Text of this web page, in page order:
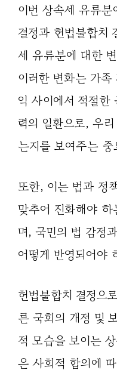
이번 상속세 유류
결정과 헌법불합치
세 유류분에 대한
이러한 변화는 가
익 사이에서 적절
력의 일환으로, 우
는지를 보여주는 중
또한, 이는 법과 정
맞추어 진화해야
며, 국민의 법 감정
어떻게 반영되어야
헌법불합치 결정으
른 국회의 개정 및
적 모습을 보이는
은 사회적 합의에